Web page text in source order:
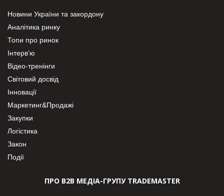
Новини України та закордону
Аналітика ринку
Топи про ринок
Інтерв’ю
Відео-тренінги
Світовий досвід
Інновації
Маркетинг&Продажі
Закупки
Логістика
Закон
Події
ПРО В2В МЕДІА-ГРУПУ TRADEMASTER